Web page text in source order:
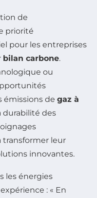
de
priorité
pour les entreprises
bilan carbone.
ou
émissions de gaz à
durabilité des
transformer leur
innovantes.
les énergies
: « En